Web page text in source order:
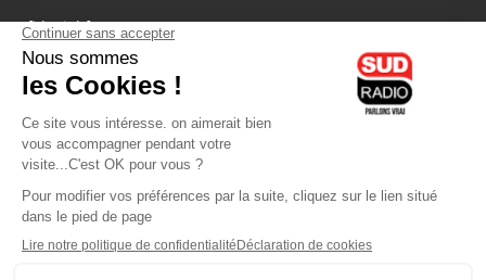
fiducial.fr
lyoncapitale.fr
olympique-et-lyonnais.com
L'application Iphone / Android
Téléchargez l'application
Les cookies